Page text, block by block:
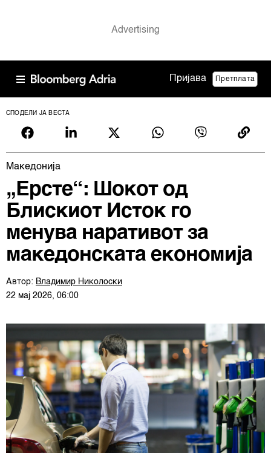
Пријава Претплата
СПОДЕЛИ ЈА ВЕСТА
Македонија
„Ерсте“: Шокот од
Блискиот Исток го
менува наративот за
македонската економија
Автор: Владимир Николоски
22 мај 2026, 06:00